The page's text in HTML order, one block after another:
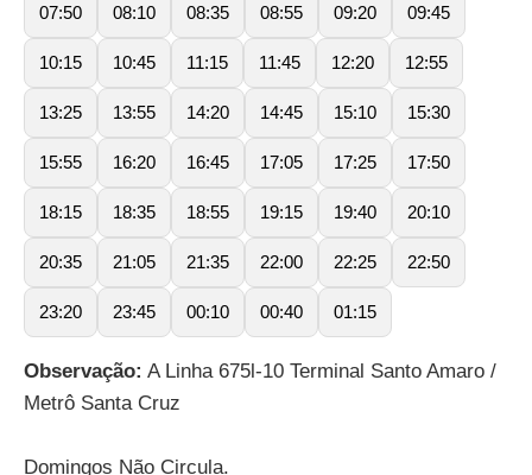
07:50 08:10 08:35 08:55 09:20 09:45
10:15 10:45 11:15 11:45 12:20 12:55
13:25 13:55 14:20 14:45 15:10 15:30
15:55 16:20 16:45 17:05 17:25 17:50
18:15 18:35 18:55 19:15 19:40 20:10
20:35 21:05 21:35 22:00 22:25 22:50
23:20 23:45 00:10 00:40 01:15
Observação: A Linha 675l-10 Terminal Santo Amaro /
Metrô Santa Cruz
Domingos Não Circula.